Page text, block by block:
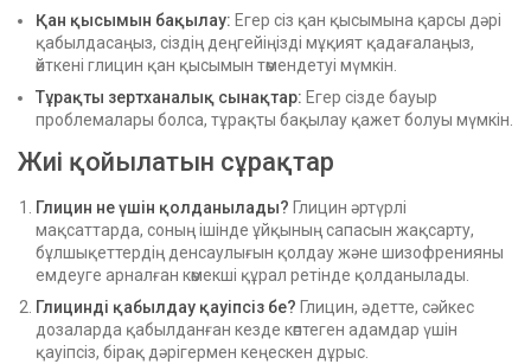
Қан қысымын бақылау: Егер сіз қан қысымына қарсы дәрі
қабылдасаңыз, сіздің деңгейіңізді мұқият қадағалаңыз,
өйткені глицин қан қысымын төмендетуі мүмкін.
Тұрақты зертханалық сынақтар: Егер сізде бауыр
проблемалары болса, тұрақты бақылау қажет болуы мүмкін.
Жиі қойылатын сұрақтар
Глицин не үшін қолданылады? Глицин әртүрлі
мақсаттарда, соның ішінде ұйқының сапасын жақсарту,
бұлшықеттердің денсаулығын қолдау және шизофренияны
емдеуге арналған көмекші құрал ретінде қолданылады.
Глицинді қабылдау қауіпсіз бе? Глицин, әдетте, сәйкес
дозаларда қабылданған кезде көптеген адамдар үшін
қауіпсіз, бірақ дәрігермен кеңескен дұрыс.